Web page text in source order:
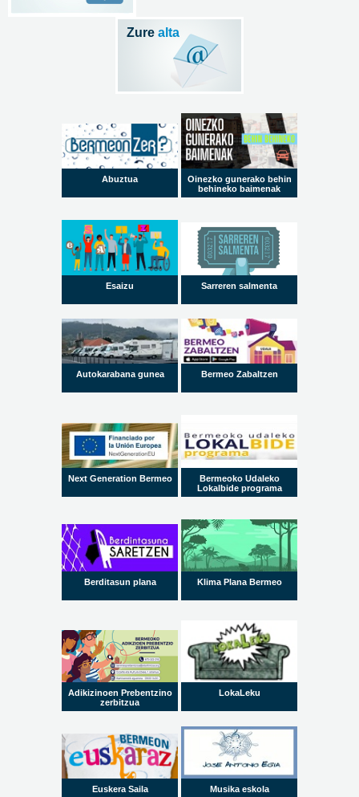
Abuztua
Oinezko gunerako behin
behineko baimenak
Esaizu Sarreren salmenta
Autokarabana gunea Bermeo Zabaltzen
Next Generation Bermeo
Bermeoko Udaleko
Lokalbide programa
Berditasun plana Klima Plana Bermeo
Adikizinoen Prebentzino
zerbitzua
LokaLeku
Euskera Saila Musika eskola
Zure alta